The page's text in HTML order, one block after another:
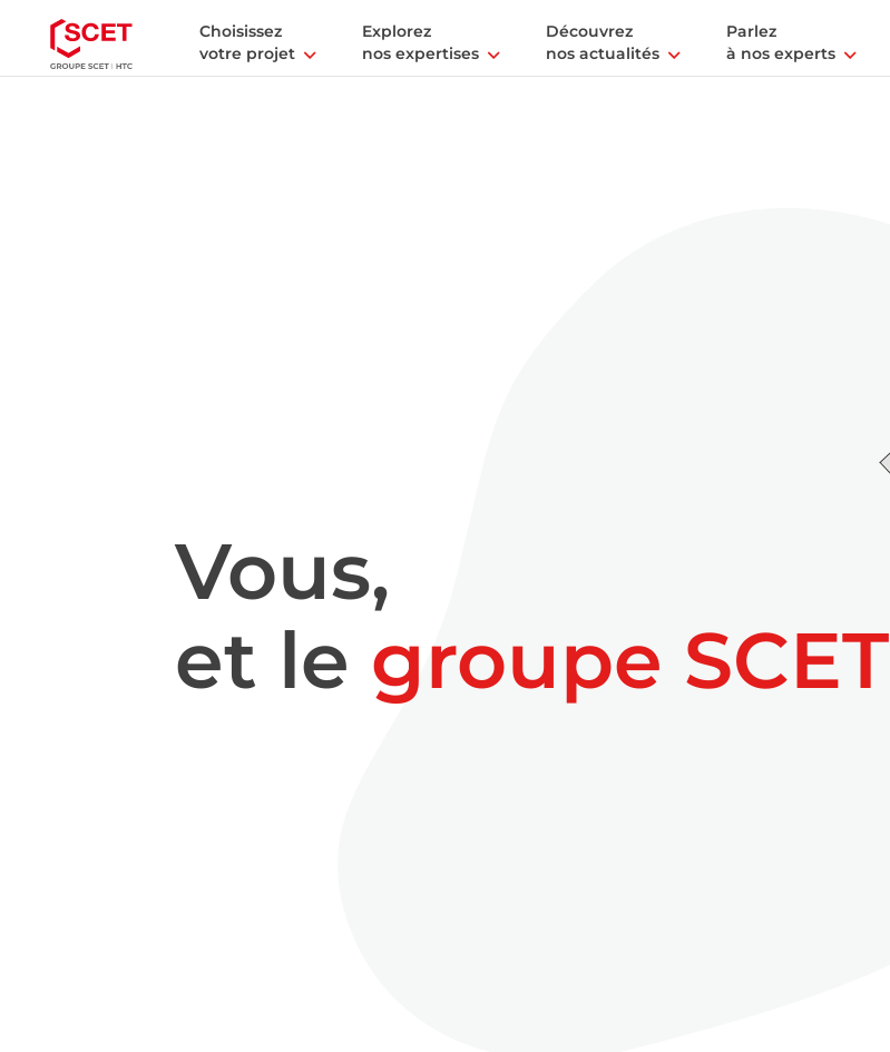
Choisissez
votre projet
Explorez
nos expertises
Découvrez
nos actualités
Parlez
à nos experts
Vous,
et le groupe SCET